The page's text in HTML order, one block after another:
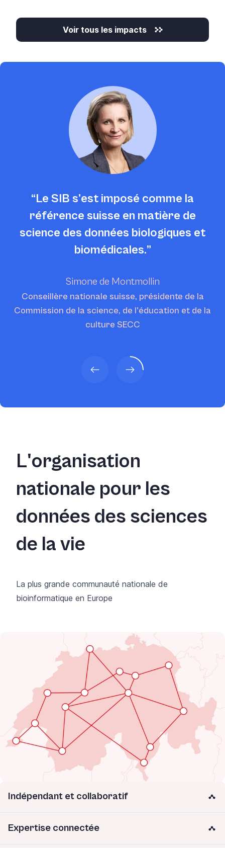
Voir tous les impacts
Le SIB s'est imposé comme la
référence suisse en matière de
science des données biologiques et
biomédicales.
Simone de Montmollin
Conseillère nationale suisse, présidente de la
Commission de la science, de l'éducation et de la
culture SECC
L'organisation
nationale pour les
données des sciences
de la vie
La plus grande communauté nationale de
bioinformatique en Europe
Indépendant et collaboratif
Expertise connectée